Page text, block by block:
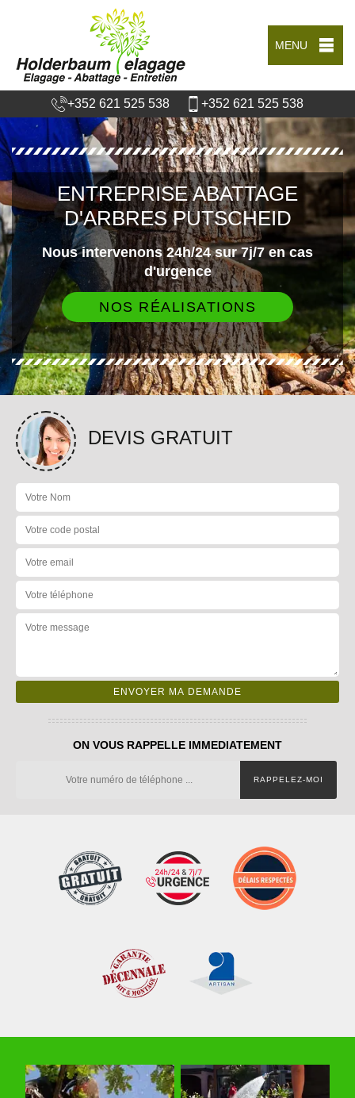
MENU
+352 621 525 538 +352 621 525 538
ENTREPRISE ABATTAGE
D'ARBRES PUTSCHEID
Nous intervenons 24h/24 sur 7j/7 en cas
d'urgence
NOS RÉALISATIONS
DEVIS GRATUIT
ON VOUS RAPPELLE IMMEDIATEMENT